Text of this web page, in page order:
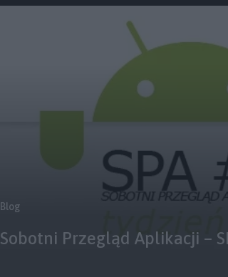
Blog
Sobotni Przegląd Aplikacji –